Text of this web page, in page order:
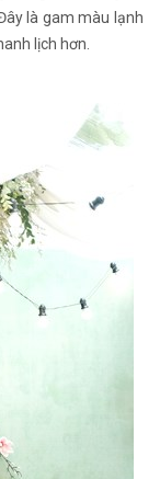
là gam màu lạnh
lịch hơn.